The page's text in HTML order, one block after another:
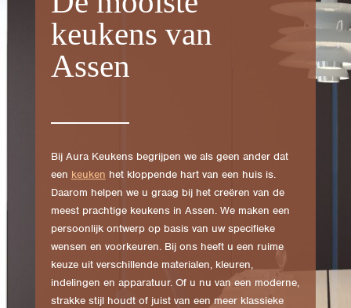
keukens van
Assen
Bij Aura Keukens begrijpen we als geen ander dat
een keuken het kloppende hart van een huis is.
Daarom helpen we u graag bij het creëren van de
meest prachtige keukens in Assen. We maken een
persoonlijk ontwerp op basis van uw specifieke
wensen en voorkeuren. Bij ons heeft u een ruime
keuze uit verschillende materialen, kleuren,
indelingen en apparatuur. Of u nu van een moderne,
strakke stijl houdt of juist van een meer klassieke